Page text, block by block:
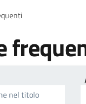
nel titolo